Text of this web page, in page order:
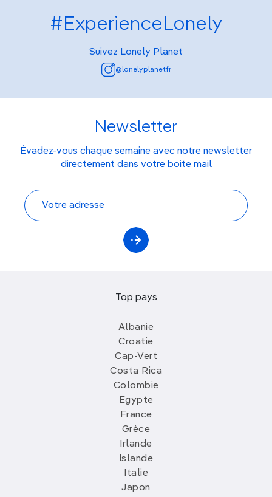
#ExperienceLonely
Suivez Lonely Planet
@lonelyplanetfr
Newsletter
Évadez-vous chaque semaine avec notre newsletter
directement dans votre boite mail
Top pays
Albanie
Croatie
Cap-Vert
Costa Rica
Colombie
Egypte
France
Grèce
Irlande
Islande
Italie
Japon